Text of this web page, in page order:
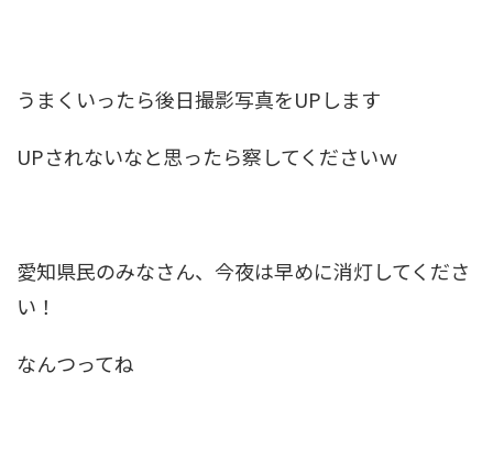
うまくいったら後日撮影写真をUPします
UPされないなと思ったら察してくださいｗ
愛知県民のみなさん、今夜は早めに消灯してくださ
い！
なんつってね